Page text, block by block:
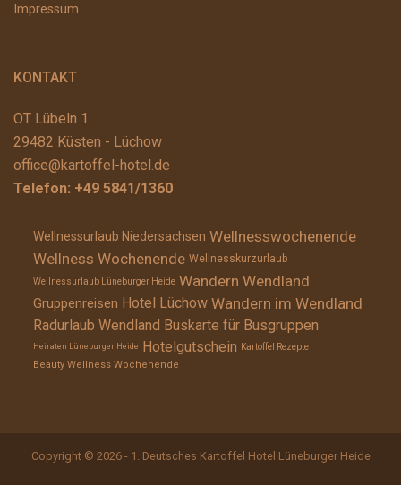
Impressum
KONTAKT
OT Lübeln 1
29482 Küsten - Lüchow
office@kartoffel-hotel.de
Telefon: +49 5841/1360
Wellnessurlaub Niedersachsen Wellnesswochenende
Wellness Wochenende Wellnesskurzurlaub
Wellnessurlaub Lüneburger Heide Wandern Wendland
Gruppenreisen Hotel Lüchow Wandern im Wendland
Radurlaub Wendland Buskarte für Busgruppen
Heiraten Lüneburger Heide Hotelgutschein Kartoffel Rezepte
Beauty Wellness Wochenende
Copyright © 2026 - 1. Deutsches Kartoffel Hotel Lüneburger Heide